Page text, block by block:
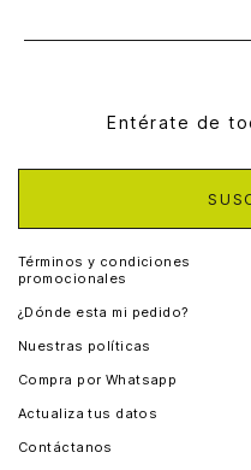
Entérate de
Términos y condiciones
promocionales
¿Dónde esta mi pedido?
Nuestras políticas
Compra por Whatsapp
Actualiza tus datos
Contáctanos